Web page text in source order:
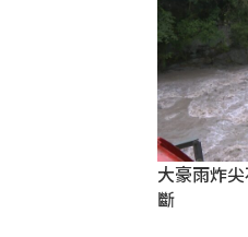
大豪雨炸
斷